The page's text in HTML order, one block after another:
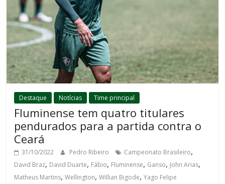
Destaque Notícias Time principal
Fluminense tem quatro titulares
pendurados para a partida contra o
Ceará
31/10/2022 Pedro Ribeiro Campeonato Brasileiro,
David Braz, David Duarte, Fábio, Fluminense, Ganso, John Arias,
Matheus Martins,Wellington,Willian Bigode,Yago Felipe